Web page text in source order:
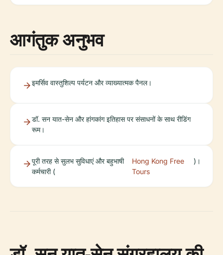
आगंतुक अनुभव
इमर्सिव वास्तुशिल्प पर्यटन और व्याख्यात्मक पैनल।
डॉ. सन यात-सेन और हांगकांग इतिहास पर संसाधनों के साथ रीडिंग
रूम।
पूरी तरह से सुलभ सुविधाएं और बहुभाषी
कर्मचारी (
Hong Kong Free
Tours
)।